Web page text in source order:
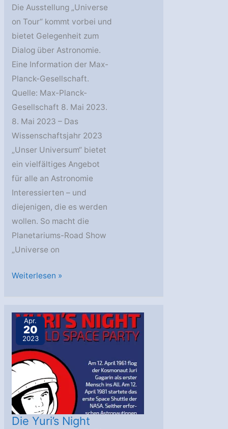
Die Ausstellung „Universe
on Tour“ kommt vorbei und
bietet Gelegenheit zum
Dialog über Astronomie.
Eine Information der Max-
Planck-Gesellschaft.
Quelle: Max-Planck-
Gesellschaft 8. Mai 2023.
8. Mai 2023 – Das
Wissenschaftsjahr 2023
„Unser Universum“ bietet
ein vielfältiges Angebot
für alle an Astronomie
Interessierten – und
diejenigen, die es werden
wollen. So macht die
Planetariums-Road Show
„Universe on
Schwarze
in
der
Fußgängerzone
Weiterlesen »
Apr.
20
2023
Die Yuri’s Night